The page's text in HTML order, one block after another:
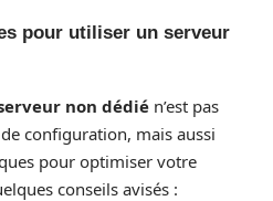
pour utiliser un serveur
non dédié n’est pas
configuration, mais aussi
pour optimiser votre
conseils avisés :